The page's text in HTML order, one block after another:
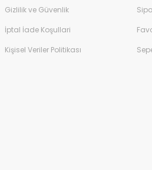
Gizlilik ve Güvenlik
İptal İade Koşullari
Kişisel Veriler Politikası